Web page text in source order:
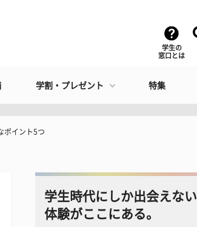
学生の
窓口とは
学割・プレゼント 特集
ポイント5つ
学生時代にしか出会えない
体験がここにある。